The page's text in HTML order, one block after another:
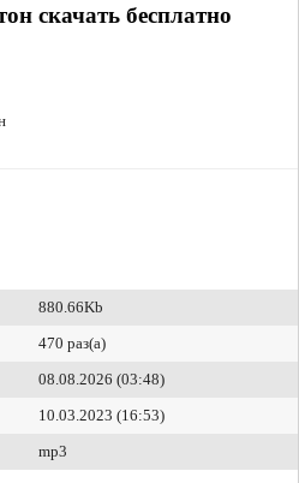
скачать бесплатно
880.66Kb
470 раз(а)
08.08.2026 (03:48)
10.03.2023 (16:53)
mp3